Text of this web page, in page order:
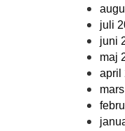
juli
juni
maj
april